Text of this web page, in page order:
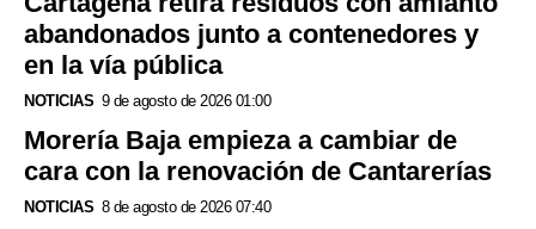
abandonados junto a contenedores y
en la vía pública
NOTICIAS 9 de agosto de 2026 01:00
Morería Baja empieza a cambiar de
cara con la renovación de Cantarerías
NOTICIAS 8 de agosto de 2026 07:40